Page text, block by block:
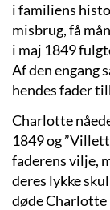
i familiens
misbrug, få
i maj 1849
Af den engang
hendes fader
Charlotte
1849 og
faderens vilje,
deres lykke
døde Charlotte